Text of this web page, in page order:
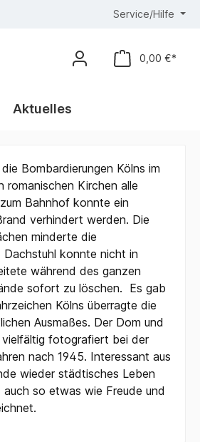
Service/Hilfe
0,00 €*
Aktuelles
Bombardierungen Kölns im
Kirchen alle
Bahnhof konnte ein
verhindert werden. Die
minderte die
konnte nicht in
während des ganzen
sofort zu löschen. Es gab
Kölns überragte die
Ausmaßes. Der Dom und
vielfältig fotografiert bei der
nach 1945. Interessant aus
wieder städtisches Leben
so etwas wie Freude und